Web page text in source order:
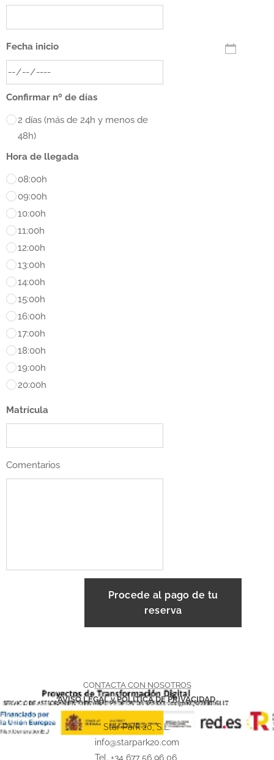
Fecha inicio
Confirmar nº de días
2 días (más de 24h y menos de
48h)
Hora de llegada
08:00h
09:00h
10:00h
11:00h
12:00h
13:00h
14:00h
15:00h
16:00h
17:00h
18:00h
19:00h
20:00h
Matrícula
Comentarios
Procede al pago de tu
reserva
CONTACTA CON NOSOTROS
AVISO LEGAL y POLÍTICA DE PRIVACIDAD
Star Park 20, S.L.
info@starpark20.com
Tel. +34 677 56 96 06